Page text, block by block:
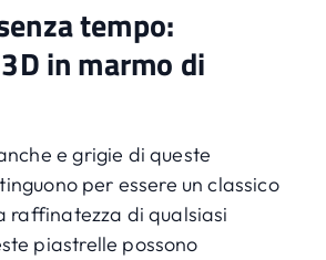
tempo:
in marmo di
e grigie di queste
per essere un classico
raffinatezza di qualsiasi
piastrelle possono